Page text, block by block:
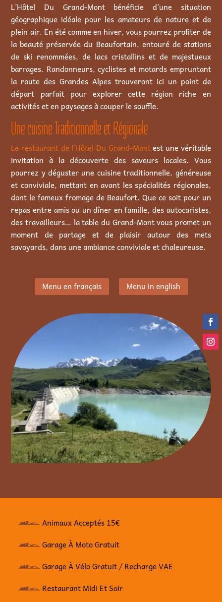
L’Hôtel Du Grand-Mont bénéficie d’une situation
géographique idéale pour les amateurs de nature et de
plein air. En été comme en hiver, vous pourrez profiter de
la beauté préservée du Beaufortain, entouré de stations
de ski renommées, de lacs cristallins et de majestueux
barrages. Randonneurs, cyclistes et motards empruntant
la route des Grandes Alpes trouveront ici un point de
départ parfait pour explorer cette région riche en
activités et en paysages à couper le souffle.
Une cuisine Traditionnelle et Régionale
Le restaurant de l’Hôtel Du Grand-Montest une véritable
invitation à la découverte des saveurs locales. Vous
pourrez y déguster une cuisine traditionnelle, généreuse
et conviviale, mettant en avant les spécialités régionales,
dont le fameux fromage de Beaufort. Que ce soit pour un
repas entre amis ou un dîner en famille, des autocaristes,
des travailleurs… la table du Grand-Mont vous promet un
moment de partage et de plaisir autour des mets
savoyards, dans une ambiance conviviale et chaleureuse.
Menu en français Menu in english
Animaux Acceptés 15€
Garage À Moto Gratuit
Garage À Vélo Gratuit / Recharge VAE
Restaurant Midi Et Soir